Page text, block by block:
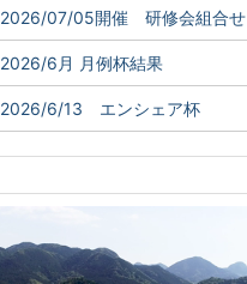
2026/07/05開催 研修会組合せ
2026/6月 月例杯結果
2026/6/13 エンシェア杯
画